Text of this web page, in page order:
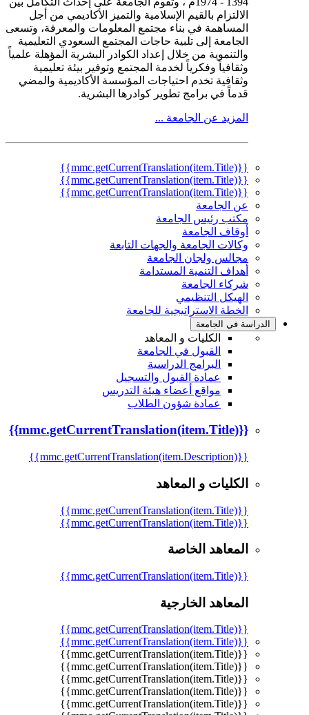
الالتزام بالقيم الإسلامية والتميز الأكاديمي من أجل
المساهمة في بناء مجتمع المعلومات والمعرفة، وتسعى
الجامعة إلى تلبية حاجات المجتمع السعودي التعليمية
والتنموية من خلال إعداد الكوادر البشرية المؤهلة علمياً
وثقافياً وفكرياً لخدمة المجتمع وتوفير بيئة تعليمية
وثقافية تخدم احتياجات المؤسسة الأكاديمية والمضي
قدماً في برامج تطوير كوادرها البشرية.
المزيد عن الجامعة ...
{{mmc.getCurrentTranslation(item.Title)}}
{{mmc.getCurrentTranslation(item.Title)}}
{{mmc.getCurrentTranslation(item.Title)}}
عن الجامعة
مكتب رئيس الجامعة
أوقاف الجامعة
وكالات الجامعة والجهات التابعة
مجالس ولجان الجامعة
أهداف التنمية المستدامة
شركاء الجامعة
الهيكل التنظيمي
الخطة الاستراتيجية للجامعة
الدراسة في الجامعة
الكليات و المعاهد
القبول في الجامعة
البرامج الدراسية
عمادة القبول والتسجيل
مواقع أعضاء هيئة التدريس
عمادة شؤون الطلاب
{{mmc.getCurrentTranslation(item.Title)}}
{{mmc.getCurrentTranslation(item.Description)}}
الكليات و المعاهد
{{mmc.getCurrentTranslation(item.Title)}}
{{mmc.getCurrentTranslation(item.Title)}}
المعاهد الخاصة
{{mmc.getCurrentTranslation(item.Title)}}
المعاهد الخارجية
{{mmc.getCurrentTranslation(item.Title)}}
{{mmc.getCurrentTranslation(item.Title)}}
{{mmc.getCurrentTranslation(item.Title)}}
{{mmc.getCurrentTranslation(item.Title)}}
{{mmc.getCurrentTranslation(item.Title)}}
{{mmc.getCurrentTranslation(item.Title)}}
{{mmc.getCurrentTranslation(item.Title)}}